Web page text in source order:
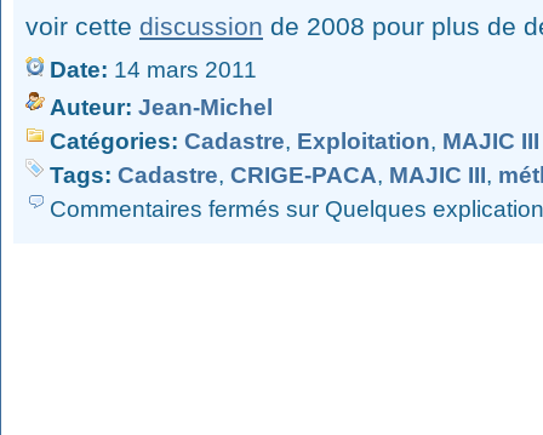
voir cette discussion de 2008 pour plus de
Date: 14 mars 2011
Auteur: Jean-Michel
Catégories: Cadastre, Exploitation, MAJIC III
Tags: Cadastre, CRIGE-PACA, MAJIC III,
Commentaires fermés sur Quelques